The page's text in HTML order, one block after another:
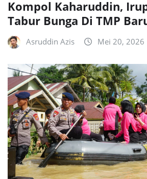
Kompol Kaharuddin,
Tabur Bunga Di TMP
Asruddin Azis Mei 20, 2026